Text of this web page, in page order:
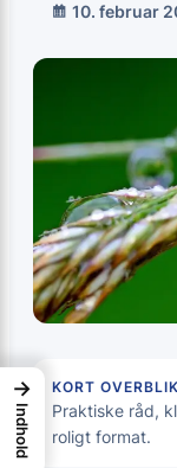
10. februar
KORT OVERBLIK
Praktiske råd,
roligt format.
→
Indhold